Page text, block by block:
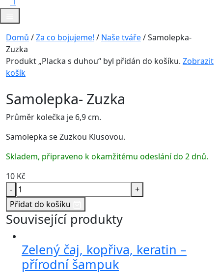
Domů /Za co bojujeme! / Naše tváře/ Samolepka-
Zuzka
Produkt „Placka s duhou“ byl přidán do košíku. Zobrazit
košík
Samolepka- Zuzka
Průměr kolečka je 6,9 cm.
Samolepka se Zuzkou Klusovou.
Skladem, připraveno k okamžitému odeslání do 2 dnů.
10 Kč
-
+
Přidat do košíku
Související produkty
Zelený čaj, kopřiva, keratin –
přírodní šampuk